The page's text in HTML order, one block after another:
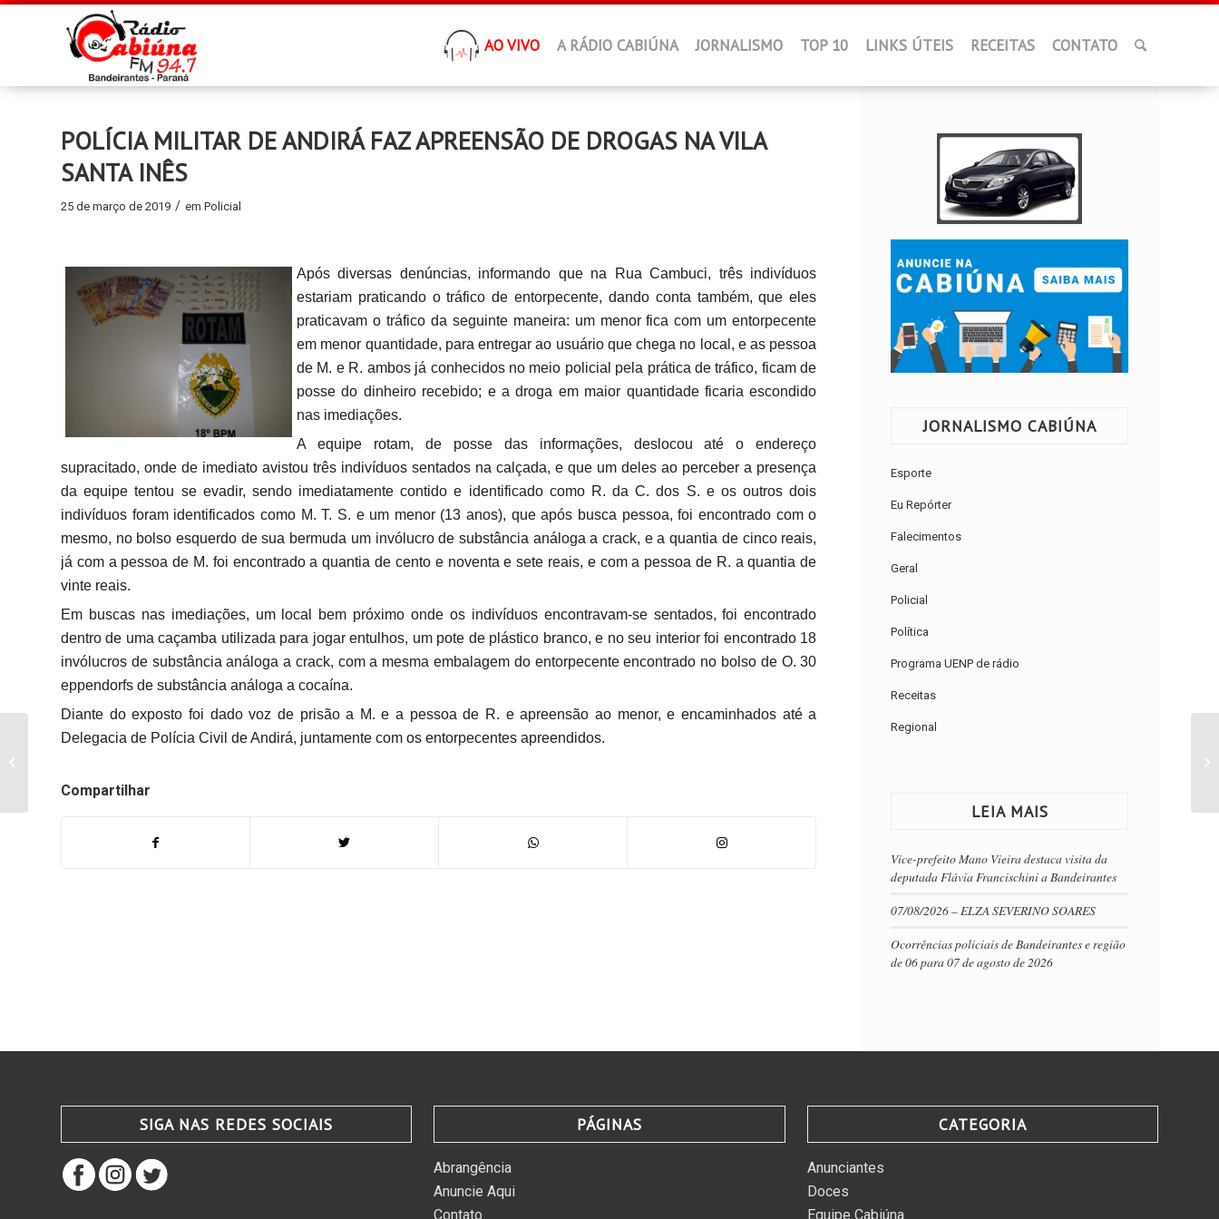
AO VIVO A RÁDIO CABIÚNA JORNALISMO TOP 10 LINKS ÚTEIS RECEITAS CONTATO
POLÍCIA MILITAR DE ANDIRÁ FAZ APREENSÃO DE DROGAS NA VILA
SANTA INÊS
25 de março de 2019 / em Policial
Após diversas denúncias, informando que na Rua Cambuci, três indivíduos
estariam praticando o tráfico de entorpecente, dando conta também, que eles
praticavam o tráfico da seguinte maneira: um menor fica com um entorpecente
em menor quantidade, para entregar ao usuário que chega no local, e as pessoa
de M. e R. ambos já conhecidos no meio policial pela prática de tráfico, ficam de
posse do dinheiro recebido; e a droga em maior quantidade ficaria escondido
nas imediações.
A equipe rotam, de posse das informações, deslocou até o endereço
supracitado, onde de imediato avistou três indivíduos sentados na calçada, e que um deles ao perceber a presença
da equipe tentou se evadir, sendo imediatamente contido e identificado como R. da C. dos S. e os outros dois
indivíduos foram identificados como M. T. S. e um menor (13 anos), que após busca pessoa, foi encontrado com o
mesmo, no bolso esquerdo de sua bermuda um invólucro de substância análoga a crack, e a quantia de cinco reais,
já com a pessoa de M. foi encontrado a quantia de cento e noventa e sete reais, e com a pessoa de R. a quantia de
vinte reais.
Em buscas nas imediações, um local bem próximo onde os indivíduos encontravam-se sentados, foi encontrado
dentro de uma caçamba utilizada para jogar entulhos, um pote de plástico branco, e no seu interior foi encontrado 18
invólucros de substância análoga a crack, com a mesma embalagem do entorpecente encontrado no bolso de O. 30
eppendorfs de substância análoga a cocaína.
Diante do exposto foi dado voz de prisão a M. e a pessoa de R. e apreensão ao menor, e encaminhados até a
Delegacia de Polícia Civil de Andirá, juntamente com os entorpecentes apreendidos.
Compartilhar
JORNALISMO CABIÚNA
Esporte
Eu Repórter
Falecimentos
Geral
Policial
Política
Programa UENP de rádio
Receitas
Regional
LEIA MAIS
Vice-prefeito Mano Vieira destaca visita da
deputada Flávia Francischini a Bandeirantes
07/08/2026 – ELZA SEVERINO SOARES
Ocorrências policiais de Bandeirantes e região
de 06 para 07 de agosto de 2026
SIGA NAS REDES SOCIAIS PÁGINAS
Abrangência
Anuncie Aqui
Contato
CATEGORIA
Anunciantes
Doces
Equipe Cabiúna
23/03/2019 – JOSÉ ROBERTO DA
CORSIN...